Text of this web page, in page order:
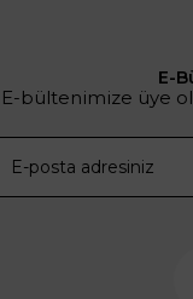
E-
E-bültenimize üye